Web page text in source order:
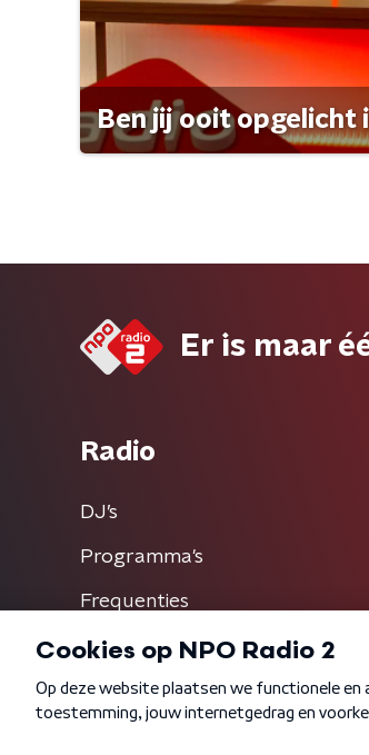
Ben jij ooit opgelicht
Er is maar
Radio
DJ’s
Programma's
Frequenties
Algemene voorwaarden